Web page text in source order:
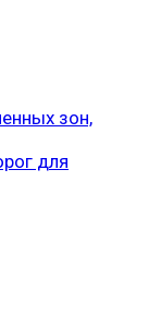
зон,
для